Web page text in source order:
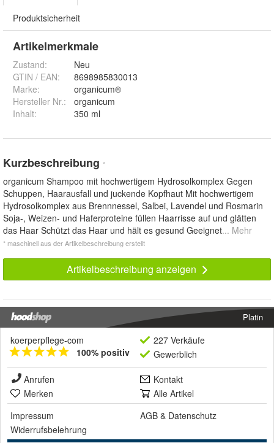
Produktsicherheit
Artikelmerkmale
Zustand:
Neu
GTIN / EAN:
8698985830013
Marke:
organicum®
Hersteller Nr.:
organicum
Inhalt: 350 ml
Kurzbeschreibung *
organicum Shampoo mit hochwertigem Hydrosolkomplex Gegen
Schuppen, Haarausfall und juckende Kopfhaut Mit hochwertigem
Hydrosolkomplex aus Brennnessel, Salbei, Lavendel und Rosmarin
Soja-, Weizen- und Haferproteine füllen Haarrisse auf und glätten
das Haar Schützt das Haar und hält es gesund Geeignet... Mehr
* maschinell aus der Artikelbeschreibung erstellt
Artikelbeschreibung anzeigen
Platin
koerperpflege-com
100% positiv
227 Verkäufe
Gewerblich
Anrufen
Kontakt
Merken
Alle Artikel
Impressum
AGB & Datenschutz
Widerrufsbelehrung